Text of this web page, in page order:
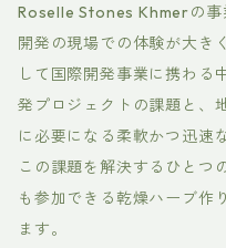
Roselle Stones Khmerの事
開発の現場での体験が大き
して国際開発事業に携わる
発プロジェクトの課題と、
に必要になる柔軟かつ迅速
この課題を解決するひとつ
も参加できる乾燥ハーブ作
ます。